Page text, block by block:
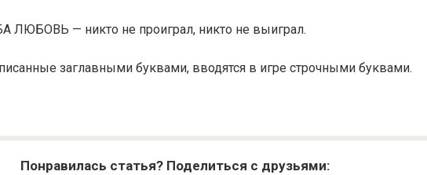
— никто не проиграл, никто не выиграл.
заглавными буквами, вводятся в игре строчными буквами.
Понравилась статья? Поделиться с друзьями: